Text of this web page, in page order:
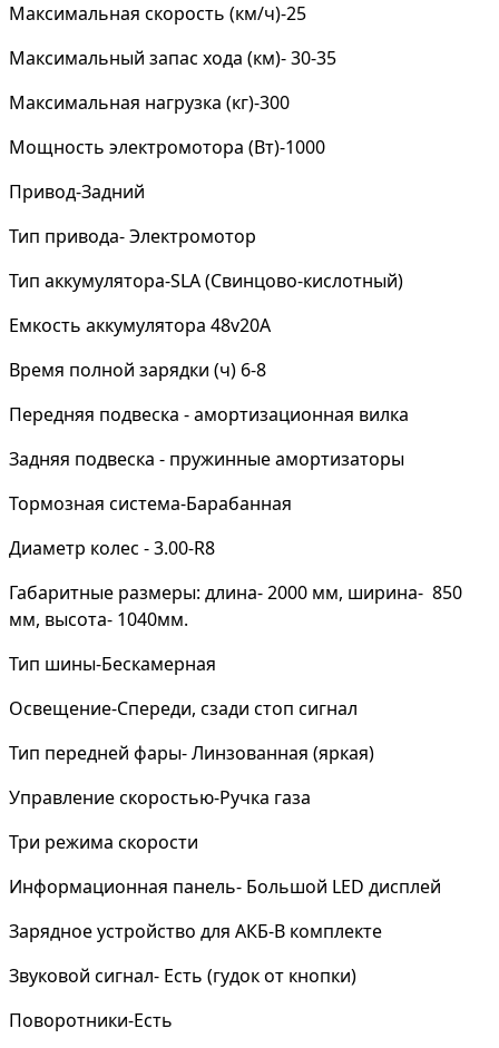
Максимальная скорость (км/ч)-25
Максимальный запас хода (км)- 30-35
Максимальная нагрузка (кг)-300
Мощность электромотора (Вт)-1000
Привод-Задний
Тип привода- Электромотор
Тип аккумулятора-SLA (Свинцово-кислотный)
Емкость аккумулятора 48v20A
Время полной зарядки (ч) 6-8
Передняя подвеска - амортизационная вилка
Задняя подвеска - пружинные амортизаторы
Тормозная система-Барабанная
Диаметр колес - 3.00-R8
Габаритные размеры: длина- 2000 мм, ширина- 850
мм, высота- 1040мм.
Тип шины-Бескамерная
Освещение-Спереди, сзади стоп сигнал
Тип передней фары- Линзованная (яркая)
Управление скоростью-Ручка газа
Три режима скорости
Информационная панель- Большой LED дисплей
Зарядное устройство для АКБ-В комплекте
Звуковой сигнал- Есть (гудок от кнопки)
Поворотники-Есть